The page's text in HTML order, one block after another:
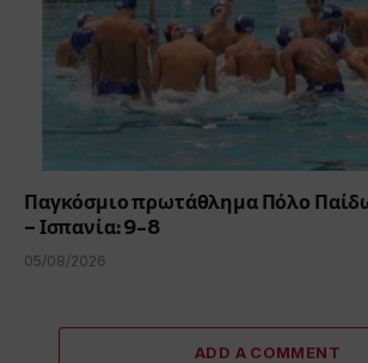
Παγκόσμιο πρωτάθλημα Πόλο
– Ισπανία: 9-8
05/08/2026
ADD A COMMENT